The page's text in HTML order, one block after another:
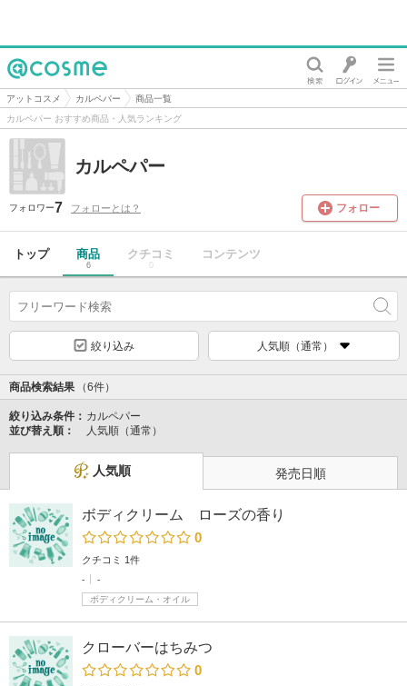
@cosme
アットコスメ カルペパー
商品一覧
カルペパー おすすめ商品・人気ランキング
カルペパー
フォロワー7 フォローとは？ フォロー
トップ 商品
6
クチコミ
0
コンテンツ
絞り込み 人気順（通常）
商品検索結果 （6件）
絞り込み条件： カルペパー
並び替え順：
人気順（通常）
人気順 発売日順
ボディクリーム ローズの香り
0
クチコミ 1件
-
-
ボディクリーム・オイル
クローバーはちみつ
0